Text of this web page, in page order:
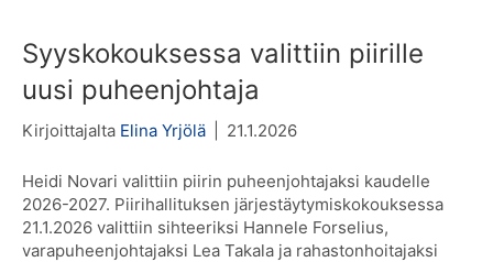
Syyskokouksessa valittiin piirille
uusi puheenjohtaja
Kirjoittajalta Elina Yrjölä 21.1.2026
Heidi Novari valittiin piirin puheenjohtajaksi kaudelle
2026-2027. Piirihallituksen järjestäytymiskokouksessa
21.1.2026 valittiin sihteeriksi Hannele Forselius,
varapuheenjohtajaksi Lea Takala ja rahastonhoitajaksi